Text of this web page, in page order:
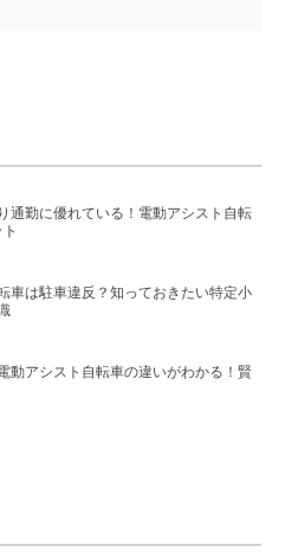
通勤に優れている！電動アシスト自転
車は駐車違反？知っておきたい特定小
動アシスト自転車の違いがわかる！賢